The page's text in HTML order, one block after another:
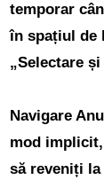
temporar
în spațiul de
„Selectare
Navigare
mod implicit,
să reveniți